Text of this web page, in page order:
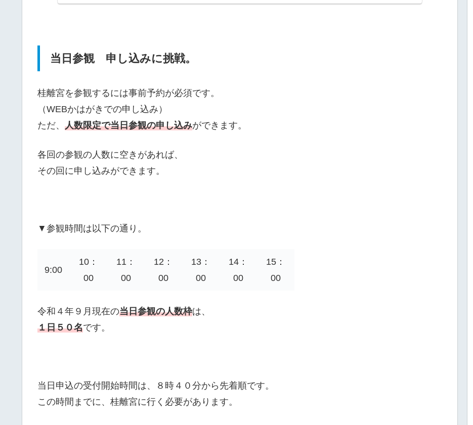
当日参観 申し込みに挑戦。
桂離宮を参観するには事前予約が必須です。
（WEBかはがきでの申し込み）
ただ、 人数限定で当日参観の申し込みができます。
各回の参観の人数に空きがあれば、
その回に申し込みができます。
▼参観時間は以下の通り。
9:00
10：
00
11：
00
12：
00
13：
00
14：
00
15：
00
令和４年９月現在の当日参観の人数枠は、
１日５０名です。
当日申込の受付開始時間は、８時４０分から先着順です。
この時間までに、桂離宮に行く必要があります。